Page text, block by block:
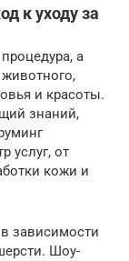
к уходу за
а
и красоты.
знаний,
услуг, от
кожи и
зависимости
Шоу-